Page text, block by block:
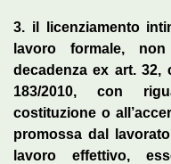
3. il licenziamento
lavoro formale, non
decadenza ex art. 32,
183/2010, con
costituzione o
promossa dal
lavoro effettivo,